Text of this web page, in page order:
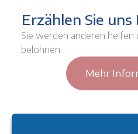
Erzählen Sie
Sie werden anderen
belohnen.
Mehr